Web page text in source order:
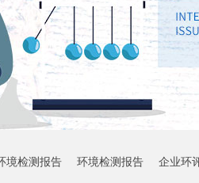
境检测报告 环境检测报告 企业环